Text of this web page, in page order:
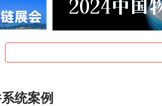
统案例